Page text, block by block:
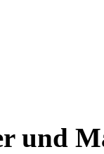
und